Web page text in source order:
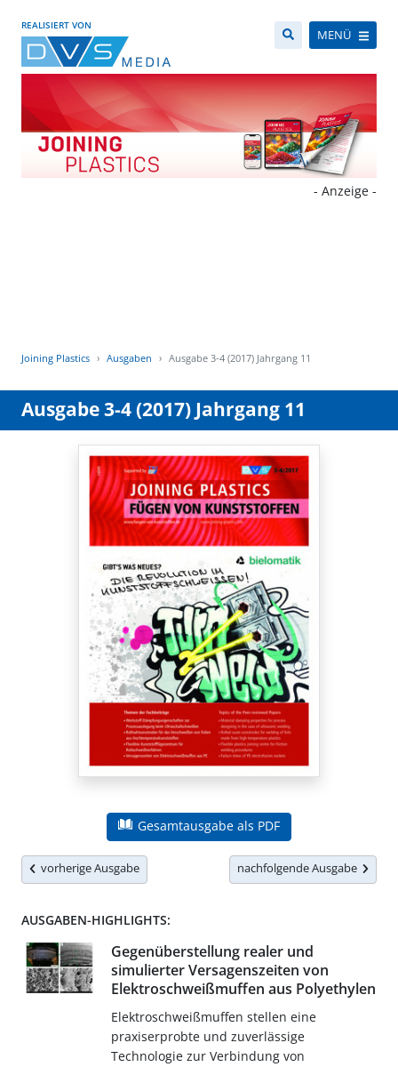
REALISIERT VON
MENÜ
- Anzeige -
Joining Plastics Ausgaben Ausgabe 3-4 (2017) Jahrgang 11
Ausgabe 3-4 (2017) Jahrgang 11
Gesamtausgabe als PDF
vorherige Ausgabe nachfolgende Ausgabe
AUSGABEN-HIGHLIGHTS:
Gegenüberstellung realer und
simulierter Versagenszeiten von
Elektroschweißmuffen aus Polyethylen
Elektroschweißmuffen stellen eine
praxiserprobte und zuverlässige
Technologie zur Verbindung von